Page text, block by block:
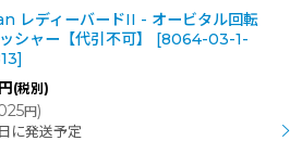
レディーバードII - オービタル回転
シャー【代引不可】
[8064-03-1-
]
円 (税別)
円)
に発送予定